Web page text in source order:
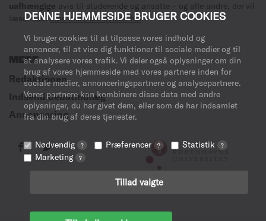
DENNE HJEMMESIDE BRUGER COOKIES
Vi bruger cookies til at tilpasse vores indhold og
annoncer, til at vise dig funktioner til sociale medier og til
at analysere vores trafik. Vi deler også oplysninger om din
brug af vores hjemmeside med vores partnere inden for
sociale medier, annonceringspartnere og analysepartnere.
Vores partnere kan kombinere disse data med andre
oplysninger, du har givet dem, eller som de har indsamlet
fra din brug af deres tjenester.
Nødvendig ? Præferencer ? Statistik ?
Marketing ?
Tillad valgte
uafhængige avis til studerende og ansatte – og alle andre, der vil
læse med.Læs mere om avisen her.
MERE
Redaktionen
Indsend debatindlæg
Annoncering